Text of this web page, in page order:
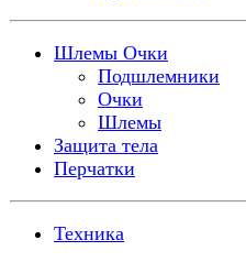
Шлемы Очки
Подшлемники
Очки
Шлемы
Защита тела
Перчатки
Техника